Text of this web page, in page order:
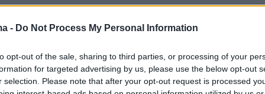
- Do Not Process My Personal Information
opt-out of the sale, sharing to third parties, or processing of your
for targeted advertising by us, please use the below opt-out
selection. Please note that after your opt-out request is processed
του ισπανικού ποδοσφαίρου, ο
Μπαρτσελόνα με 2-0 επί της «άσπονδης»
της Εσπανιόλ στο «RCDE Stadium» και δύο